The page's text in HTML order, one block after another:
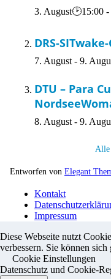
3. August🕑15:00 -
DRS-
7. August - 9.
DTU – Para
8. August - 9.
Alle
Entworfen von Elegant
Kontakt
Impressum
Diese Webseite nutzt
verbessern. Sie können
Cookie Einstellungen
Datenschutz und Cookie-